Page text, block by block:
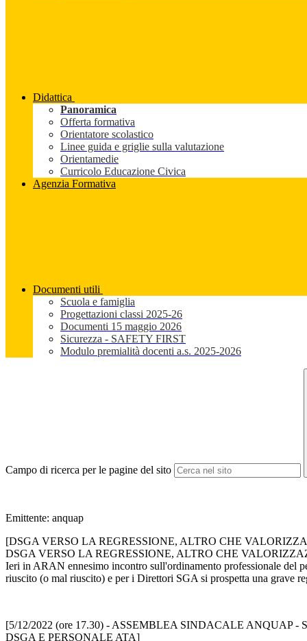
Didattica
Panoramica
Offerta formativa
Orientatore scolastico
Linee guida e griglie sulla valutazione
Orientamedie
Curricolo Educazione Civica
Agenzia Formativa
Documenti utili
Scuola e famiglia
Progettazioni classi 2025-26
Documenti 15 maggio 2026
Sicurezza - SAFETY FIRST
Modulo premialità docenti a.s. 2025-2026
Campo di ricerca per le pagine del sito
Emittente: anquap
[DSGA VERSO LA REGRESSIONE, ALTRO CHE
DSGA VERSO LA REGRESSIONE, ALTRO CHE
Ieri in ARAN ennesimo incontro sull'ordinamento professionale del
riuscito (o mal riuscito) e per i Direttori SGA si prospetta una grave
[5/12/2022 (ore 17.30) - ASSEMBLEA SINDACALE ANQUAP
DSGA E PERSONALE ATA]